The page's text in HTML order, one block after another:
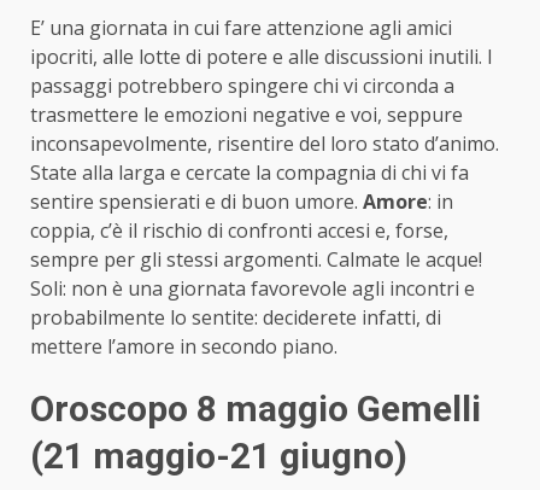
E’ una giornata in cui fare attenzione agli amici
ipocriti, alle lotte di potere e alle discussioni inutili. I
passaggi potrebbero spingere chi vi circonda a
trasmettere le emozioni negative e voi, seppure
inconsapevolmente, risentire del loro stato d’animo.
State alla larga e cercate la compagnia di chi vi fa
sentire spensierati e di buon umore. Amore: in
coppia, c’è il rischio di confronti accesi e, forse,
sempre per gli stessi argomenti. Calmate le acque!
Soli: non è una giornata favorevole agli incontri e
probabilmente lo sentite: deciderete infatti, di
mettere l’amore in secondo piano.
Oroscopo 8 maggio Gemelli
(21 maggio-21 giugno)